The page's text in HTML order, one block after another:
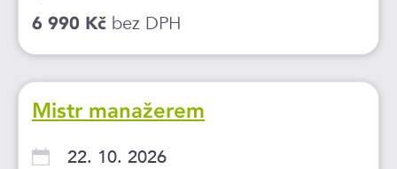
6 990 Kč bez DPH
Mistr manažerem
22. 10. 2026